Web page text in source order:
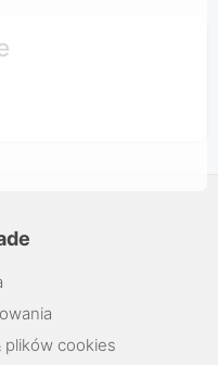
plików cookies